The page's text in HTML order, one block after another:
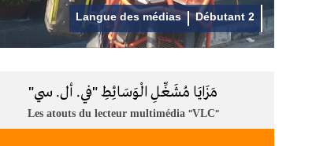
Langue des médias Débutant 2
مَزَايَا مُشَغِّلِ الْوَسَائِطِ "في. أل. سي"
Les atouts du lecteur multimédia "VLC"